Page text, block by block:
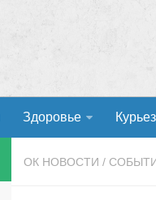
Здоровье
ОК НОВОСТИ /